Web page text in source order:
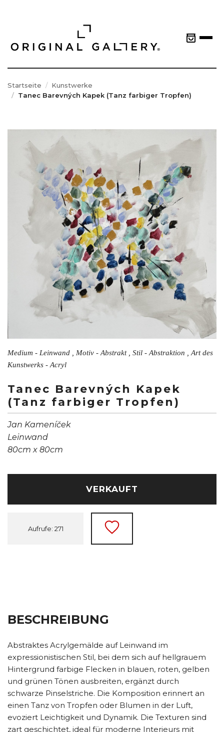
Startseite
Kunstwerke
Tanec Barevných Kapek (Tanz farbiger Tropfen)
Medium - Leinwand , Motiv - Abstrakt , Stil - Abstraktion , Art des
Kunstwerks - Acryl
Tanec Barevných Kapek
(Tanz farbiger Tropfen)
Jan Kameníček
Leinwand
80cm x 80cm
VERKAUFT
Aufrufe: 271
BESCHREIBUNG
Abstraktes Acrylgemälde auf Leinwand im
expressionistischen Stil, bei dem sich auf hellgrauem
Hintergrund farbige Flecken in blauen, roten, gelben
und grünen Tönen ausbreiten, ergänzt durch
schwarze Pinselstriche. Die Komposition erinnert an
einen Tanz von Tropfen oder Blumen in der Luft,
evoziert Leichtigkeit und Dynamik. Die Texturen sind
zart geschichtet, ideal für moderne Interieurs mit